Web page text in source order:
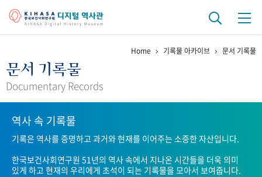
걸어온 길 기관 변천사
연구 역사
정책과 연구 키워드로 보는 연구 역사
연구자들
Home 기록물 아카이브 문서 기록물
문서 기록물
Documentary Records
역사 속 기록물
기록은 역사를 증명하고 과거와 현재를 이어주는 소중한 자산입니다.
한국보건사회연구원 51년의 역사 속에서 지나온 시간들을 더욱 의미
있게 하고 현재의 우리에게 초석이 되는 기록물을 모아서 보여줍니다.